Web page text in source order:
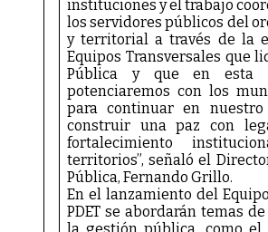
instituciones y el trabajo
los servidores públicos del
y territorial a través de la
Equipos Transversales que
Pública y que en esta
potenciaremos con los
para continuar en
construir una paz con
fortalecimiento
territorios”, señaló el
Pública, Fernando Grillo.
En el lanzamiento del
PDET se abordarán temas